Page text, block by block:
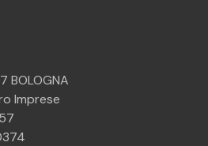
BOLOGNA
Imprese